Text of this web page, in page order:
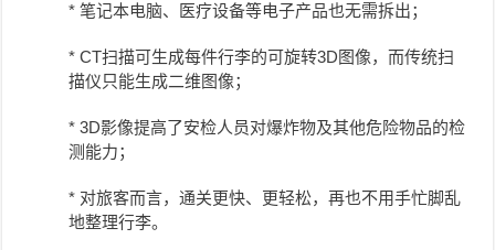
* 笔记本电脑、医疗设备等电子产品也无需拆出；
* CT扫描可生成每件行李的可旋转3D图像，而传统扫
描仪只能生成二维图像；
* 3D影像提高了安检人员对爆炸物及其他危险物品的检
测能力；
* 对旅客而言，通关更快、更轻松，再也不用手忙脚乱
地整理行李。